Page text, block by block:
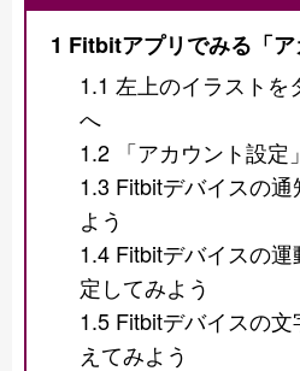
1 Fitbitアプリでみる「ア
1.1 左上のイラストを
へ
1.2 「アカウント設
1.3 Fitbitデバイスの
よう
1.4 Fitbitデバイスの
定してみよう
1.5 Fitbitデバイスの
えてみよう